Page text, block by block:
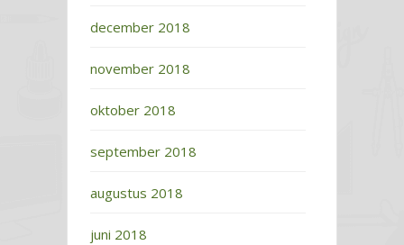
december 2018
november 2018
oktober 2018
september 2018
augustus 2018
juni 2018